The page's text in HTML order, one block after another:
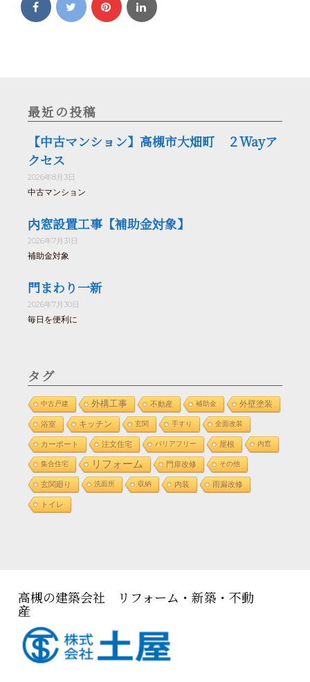
最近の投稿
【中古マンション】高槻市大畑町 ２Wayア
クセス
2026年8月3日
中古マンション
内窓設置工事【補助金対象】
2026年7月31日
補助金対象
門まわり一新
2026年7月30日
毎日を便利に
タグ
中古戸建 外構工事 不動産 補助金 外壁塗装
浴室 キッチン 玄関 手すり 全面改装
カーポート 注文住宅 バリアフリー 屋根 内窓
集合住宅 リフォーム 門扉改修 その他
玄関廻り 洗面所 収納 内装 雨漏改修
トイレ
高槻の建築会社 リフォーム・新築・不動
産